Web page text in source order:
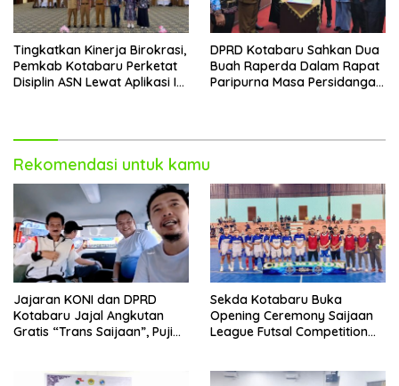
Tingkatkan Kinerja Birokrasi,
Pemkab Kotabaru Perketat
Disiplin ASN Lewat Aplikasi I-
DPRD Kotabaru Sahkan Dua
Buah Raperda Dalam Rapat
Paripurna Masa Persidangan
Rekomendasi untuk kamu
Jajaran KONI dan DPRD
Kotabaru Jajal Angkutan
Gratis “Trans Saijaan”, Puji
Sekda Kotabaru Buka
Opening Ceremony Saijaan
League Futsal Competition